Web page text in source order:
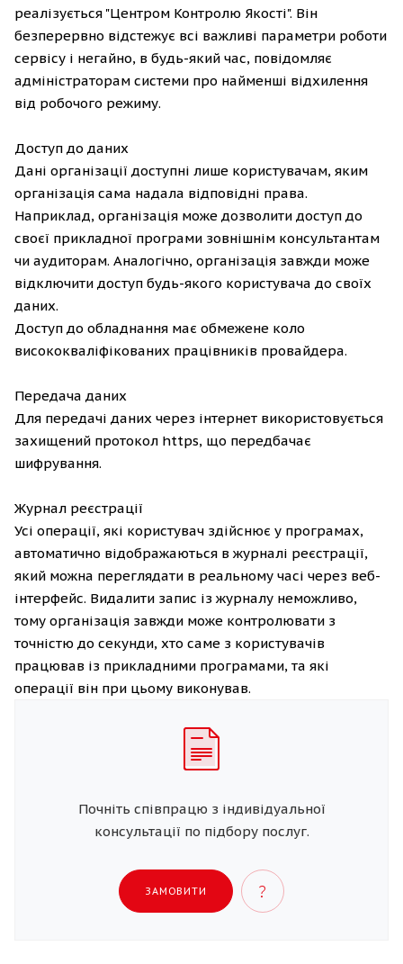
реалізується "Центром Контролю Якості". Він
безперервно відстежує всі важливі параметри роботи
сервісу і негайно, в будь-який час, повідомляє
адміністраторам системи про найменші відхилення
від робочого режиму.
Доступ до даних
Дані організації доступні лише користувачам, яким
організація сама надала відповідні права.
Наприклад, організація може дозволити доступ до
своєї прикладної програми зовнішнім консультантам
чи аудиторам. Аналогічно, організація завжди може
відключити доступ будь-якого користувача до своїх
даних.
Доступ до обладнання має обмежене коло
висококваліфікованих працівників провайдера.
Передача даних
Для передачі даних через інтернет використовується
захищений протокол https, що передбачає
шифрування.
Журнал реєстрації
Усі операції, які користувач здійснює у програмах,
автоматично відображаються в журналі реєстрації,
який можна переглядати в реальному часі через веб-
інтерфейс. Видалити запис із журналу неможливо,
тому організація завжди може контролювати з
точністю до секунди, хто саме з користувачів
працював із прикладними програмами, та які
операції він при цьому виконував.
Почніть співпрацю з індивідуальної
консультації по підбору послуг.
ЗАМОВИТИ